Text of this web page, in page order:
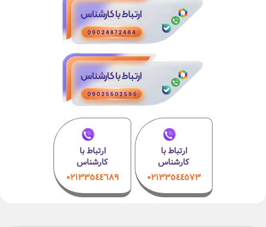
ارتباط با
کارشناس
۰٢١٣٣٥٤٤٥٧٣
ارتباط با
کارشناس
۰۲۱٣٣٥٤٤٦٨٩